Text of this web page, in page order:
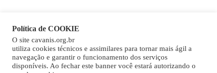
Copy
Link
Política de COOKIE
O site cavanis.org.br
utiliza cookies técnicos e assimilares para tornar mais ágil a
navegação e garantir o funcionamento dos serviços
disponíveis. Ao fechar este banner você estará autorizando o